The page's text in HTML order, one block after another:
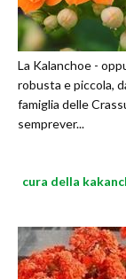
La Kalanchoe -
robusta e piccola,
famiglia delle
semprever...
cura della